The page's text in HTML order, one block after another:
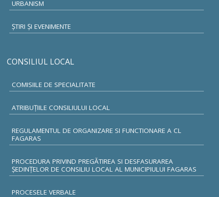
URBANISM
ŞTIRI ŞI EVENIMENTE
CONSILIUL LOCAL
COMISIILE DE SPECIALITATE
ATRIBUŢIILE CONSILIULUI LOCAL
REGULAMENTUL DE ORGANIZARE SI FUNCTIONARE A CL
FAGARAS
PROCEDURA PRIVIND PREGĂTIREA SI DESFASURAREA
ȘEDINȚELOR DE CONSILIU LOCAL AL MUNICIPIULUI FAGARAS
PROCESELE VERBALE